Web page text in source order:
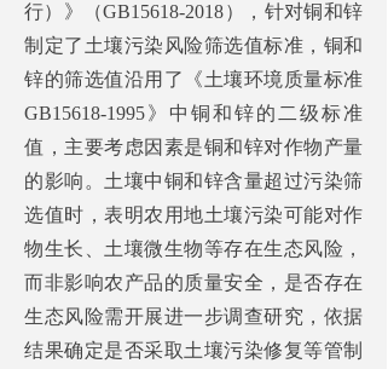
行）》（GB15618-2018），针对铜和锌
制定了土壤污染风险筛选值标准，铜和
锌的筛选值沿用了《土壤环境质量标准
GB15618-1995》中铜和锌的二级标准
值，主要考虑因素是铜和锌对作物产量
的影响。土壤中铜和锌含量超过污染筛
选值时，表明农用地土壤污染可能对作
物生长、土壤微生物等存在生态风险，
而非影响农产品的质量安全，是否存在
生态风险需开展进一步调查研究，依据
结果确定是否采取土壤污染修复等管制